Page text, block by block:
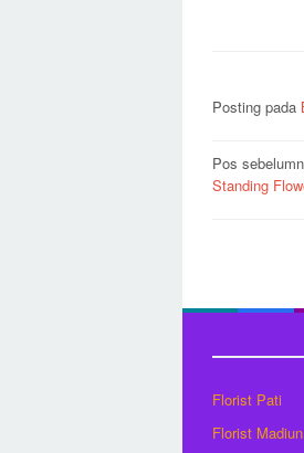
Posting pada
pos
Pos
Standing
Florist Pati
Florist Madiun